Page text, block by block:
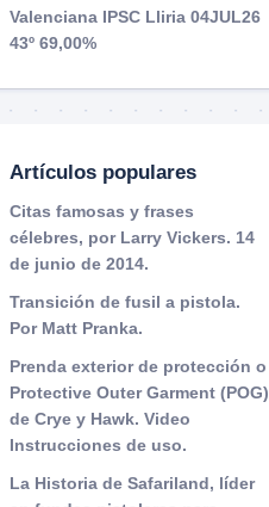
Valenciana IPSC Lliria 04JUL26
43º 69,00%
Artículos populares
Citas famosas y frases
célebres, por Larry Vickers. 14
de junio de 2014.
Transición de fusil a pistola.
Por Matt Pranka.
Prenda exterior de protección o
Protective Outer Garment (POG)
de Crye y Hawk. Video
Instrucciones de uso.
La Historia de Safariland, líder